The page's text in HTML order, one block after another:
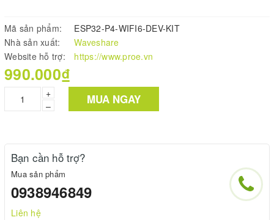
Mã sản phẩm:
ESP32-P4-WIFI6-DEV-KIT
Nhà sản xuất:
Waveshare
Website hỗ trợ:
https://www.proe.vn
990.000₫
+
–
MUA NGAY
Bạn cần hỗ trợ?
Mua sản phẩm
0938946849
Liên hệ